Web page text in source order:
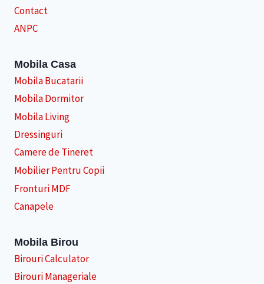
Contact
ANPC
Mobila Casa
Mobila Bucatarii
Mobila Dormitor
Mobila Living
Dressinguri
Camere de Tineret
Mobilier Pentru Copii
Fronturi MDF
Canapele
Mobila Birou
Birouri Calculator
Birouri Manageriale